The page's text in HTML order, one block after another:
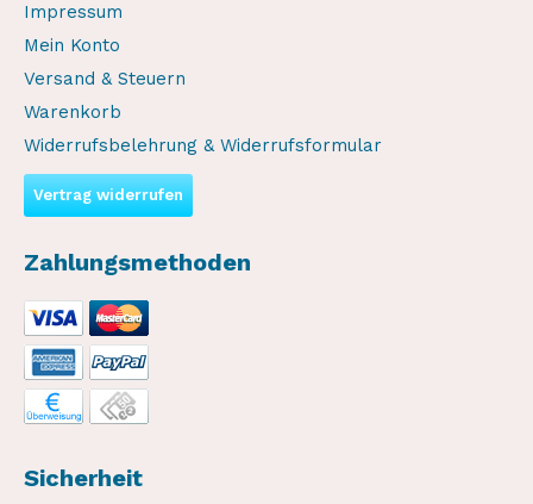
Impressum
Mein Konto
Versand & Steuern
Warenkorb
Widerrufsbelehrung & Widerrufsformular
Vertrag widerrufen
Zahlungsmethoden
Sicherheit